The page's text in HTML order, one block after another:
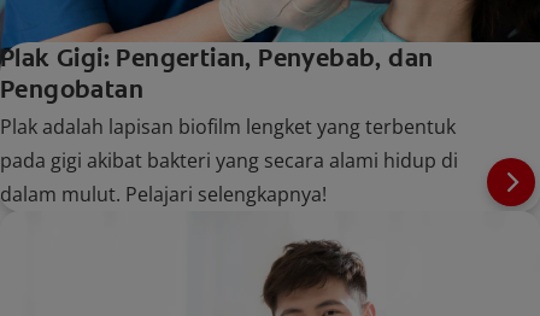
Plak Gigi: Pengertian, Penyebab, dan
Pengobatan
Plak adalah lapisan biofilm lengket yang terbentuk
pada gigi akibat bakteri yang secara alami hidup di
dalam mulut. Pelajari selengkapnya!